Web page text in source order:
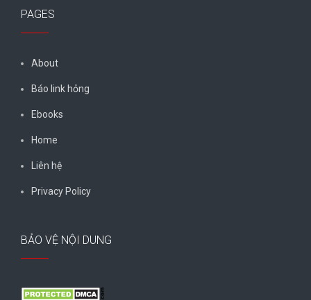
PAGES
About
Báo link hỏng
Ebooks
Home
Liên hệ
Privacy Policy
BẢO VỆ NỘI DUNG